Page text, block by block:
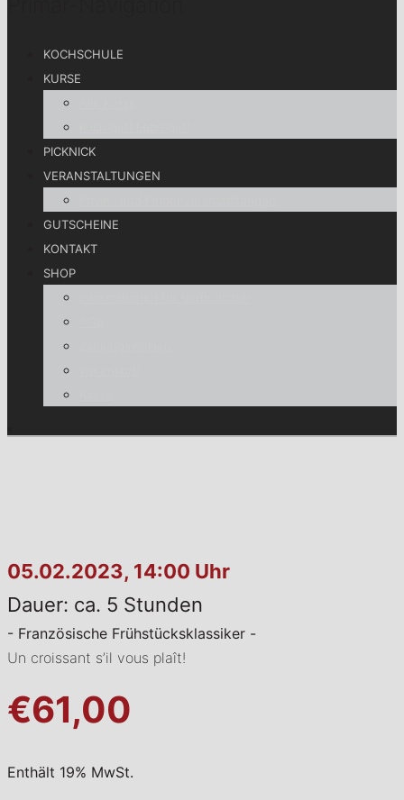
KOCHSCHULE
KURSE
PICKNICK
VERANSTALTUNGEN
GUTSCHEINE
KONTAKT
SHOP
05.02.2023, 14:00 Uhr
Dauer: ca. 5 Stunden
- Französische Frühstücksklassiker -
Un croissant s’il vous plaît!
€61,00
Enthält 19% MwSt.